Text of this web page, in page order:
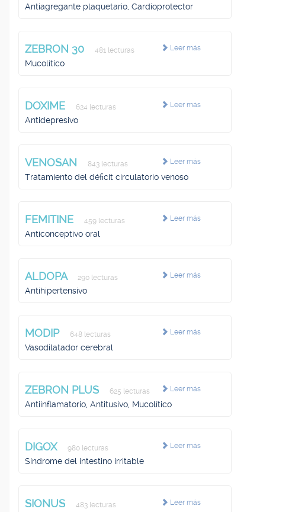
Antiagregante plaquetario, Cardioprotector
Leer más
ZEBRON 30 481 lecturas
Mucolítico
Leer más
DOXIME 624 lecturas
Antidepresivo
Leer más
VENOSAN 843 lecturas
Tratamiento del déficit circulatorio venoso
Leer más
FEMITINE 459 lecturas
Anticonceptivo oral
Leer más
ALDOPA 290 lecturas
Antihipertensivo
Leer más
MODIP 648 lecturas
Vasodilatador cerebral
Leer más
ZEBRON PLUS 625 lecturas
Antiinflamatorio, Antitusivo, Mucolítico
Leer más
DIGOX 980 lecturas
Síndrome del intestino irritable
Leer más
SIONUS 483 lecturas